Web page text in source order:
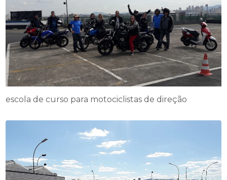
escola de curso para motociclistas de direção